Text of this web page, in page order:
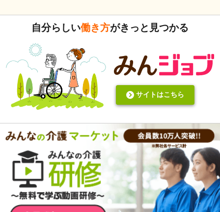
遂記録ばかりって、すごくネガティブだと個人的に思いま
す。また、介護の世界って「できて当たり前」的な思考が強
し。うつ病の人じゃないんだから、できないことばかり言っ
たらストレスたまりませんか。
自分らしい働き方がきっと見つかる
サイトはこちら